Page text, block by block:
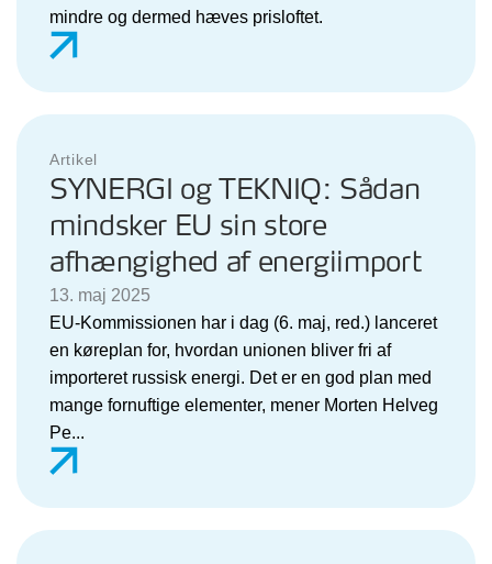
mindre og dermed hæves prisloftet.
Artikel
SYNERGI og TEKNIQ: Sådan
mindsker EU sin store
afhængighed af energiimport
13. maj 2025
EU-Kommissionen har i dag (6. maj, red.) lanceret
en køreplan for, hvordan unionen bliver fri af
importeret russisk energi. Det er en god plan med
mange fornuftige elementer, mener Morten Helveg
Pe...